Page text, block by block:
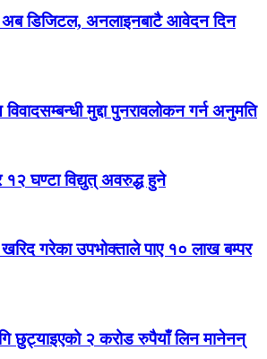
डिजिटल, अनलाइनबाटै आवेदन दिन
मुद्दा पुनरावलोकन गर्न अनुमति
१२ घण्टा विद्युत् अवरुद्ध हुने
गरेका उपभोक्ताले पाए १० लाख बम्पर
छुट्याइएको २ करोड रुपैयाँ लिन मानेनन्